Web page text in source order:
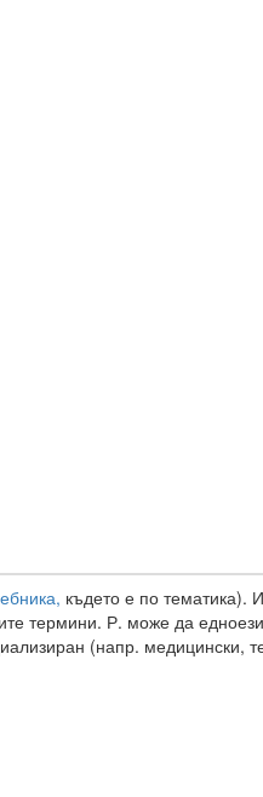
където е по тематика).
термини. Р. може да
(напр. медицински,